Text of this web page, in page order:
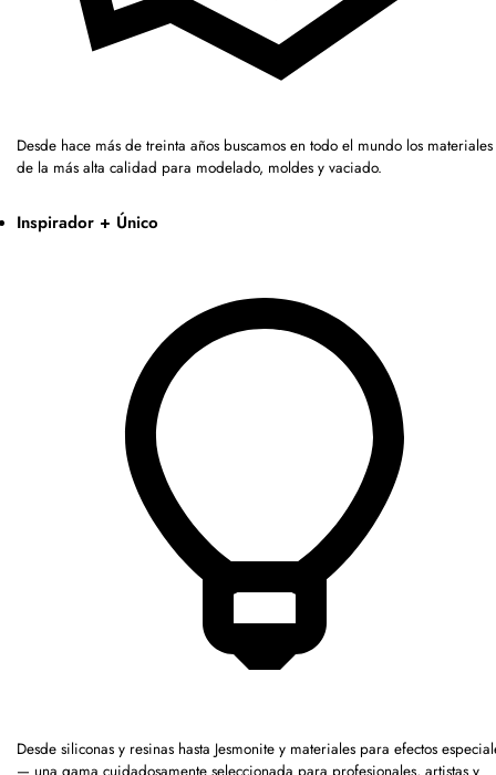
Desde hace más de treinta años buscamos en todo el mundo los materiales
de la más alta calidad para modelado, moldes y vaciado.
Inspirador + Único
Desde siliconas y resinas hasta Jesmonite y materiales para efectos